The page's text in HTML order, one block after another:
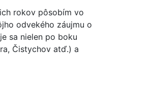
rokov pôsobím vo
odvekého záujmu o
sa nielen po boku
Čistychov atď.) a